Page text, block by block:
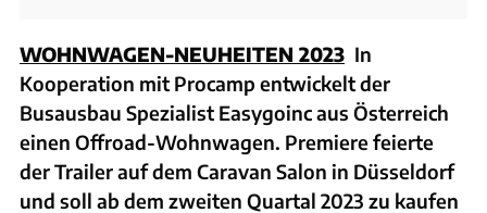
WOHNWAGEN-NEUHEITEN 2023 In
Kooperation mit Procamp entwickelt der
Busausbau Spezialist Easygoinc aus Österreich
einen Offroad-Wohnwagen. Premiere feierte
der Trailer auf dem Caravan Salon in Düsseldorf
und soll ab dem zweiten Quartal 2023 zu kaufen